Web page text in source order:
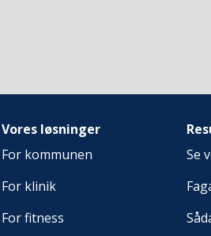
Vores løsninger
For kommunen
For klinik
For fitness
Se